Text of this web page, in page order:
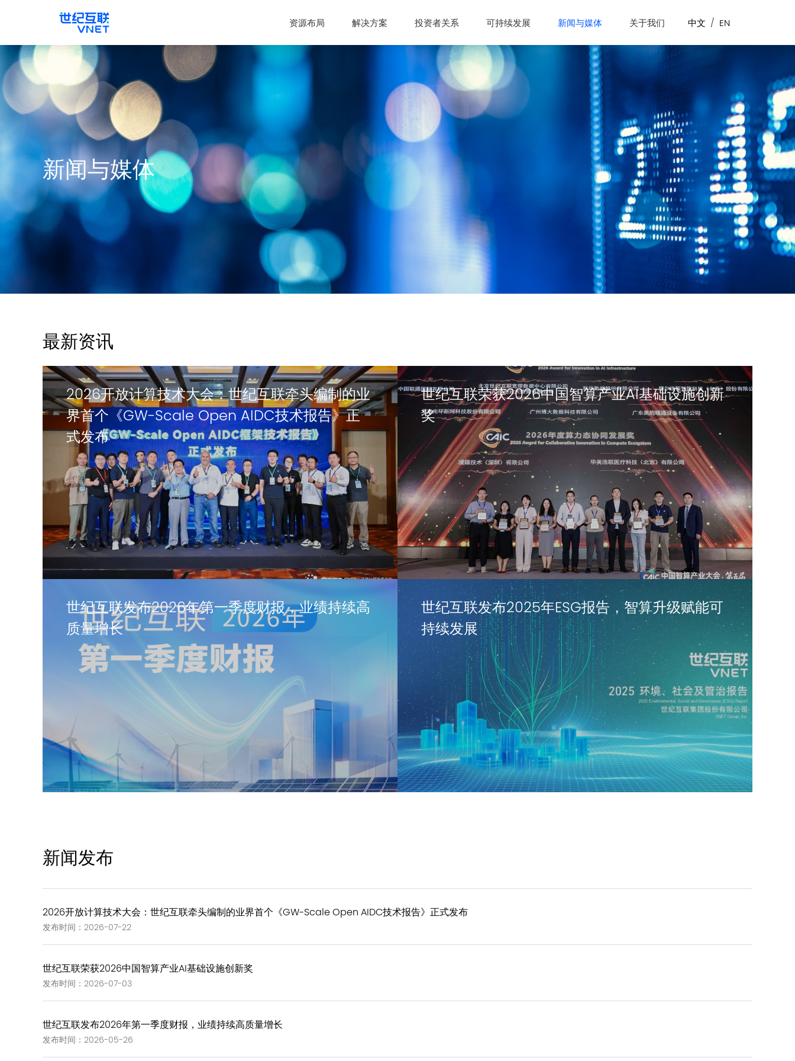
资源布局 解决方案 投资者关系 可持续发展 新闻与媒体 关于我们 中文 / EN
新闻与媒体
最新资讯
2026开放计算技术大会：世纪互联牵头编制的业
界首个《GW-Scale Open AIDC技术报告》正
式发布
世纪互联荣获2026中国智算产业AI基础设施创新
奖
世纪互联发布2026年第一季度财报，业绩持续高
质量增长
世纪互联发布2025年ESG报告，智算升级赋能可
持续发展
新闻发布
2026开放计算技术大会：世纪互联牵头编制的业界首个《GW-Scale Open AIDC技术报告》正式发布
发布时间：2026-07-22
世纪互联荣获2026中国智算产业AI基础设施创新奖
发布时间：2026-07-03
世纪互联发布2026年第一季度财报，业绩持续高质量增长
发布时间：2026-05-26